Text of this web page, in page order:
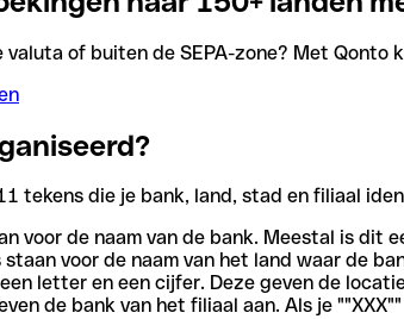
of buiten de SEPA-zone? Met
tekens die je bank, land, stad en filiaal
voor de naam van de bank. Meestal is dit
voor de naam van het land waar de
letter en een cijfer. Deze geven de
de bank van het filiaal aan. Als je